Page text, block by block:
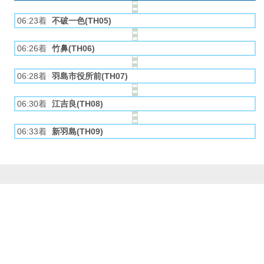
06:23着 不破一色(TH05)
06:26着 竹鼻(TH06)
06:28着 羽島市役所前(TH07)
06:30着 江吉良(TH08)
06:33着 新羽島(TH09)